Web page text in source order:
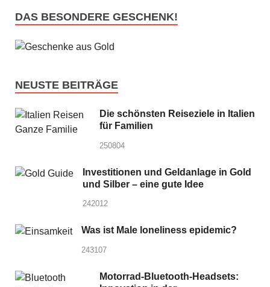
DAS BESONDERE GESCHENK!
NEUSTE BEITRÄGE
Die schönsten Reiseziele in Italien
für Familien
250804
Investitionen und Geldanlage in Gold
und Silber – eine gute Idee
242012
Was ist Male loneliness epidemic?
243107
Motorrad-Bluetooth-Headsets: